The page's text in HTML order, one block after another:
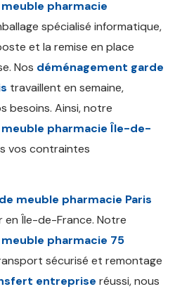
pharmacie
spécialisé informatique,
et la remise en place
Nos déménagement garde
travaillent en semaine,
besoins. Ainsi, notre
pharmacie Île-de-
vos contraintes
meuble pharmacie Paris
Île-de-France. Notre
pharmacie 75
sécurisé et remontage
entreprise réussi, nous